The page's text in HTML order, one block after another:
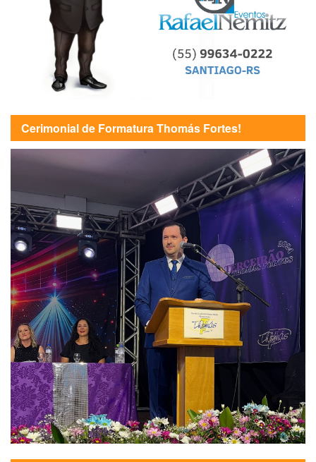
Cerimonial de Formatura Thomás Fortes!